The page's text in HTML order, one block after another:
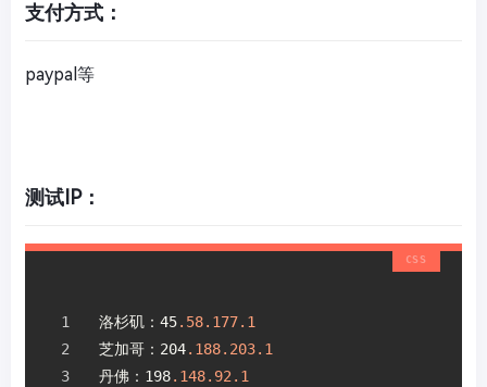
支付方式：
paypal等
测试IP：
洛杉矶：45.58.177.1
芝加哥：204.188.203.1
丹佛：198.148.92 .1